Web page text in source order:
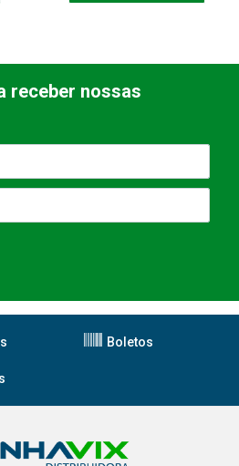
receber nossas
Boletos